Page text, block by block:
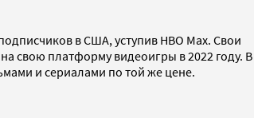
в США, уступив HBO Max. Свои
свою платформу видеоигры в 2022 году. В
и сериалами по той же цене.